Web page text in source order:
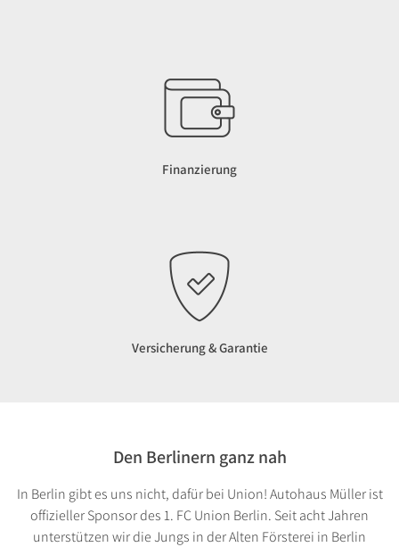
Finanzierung
Versicherung & Garantie
Den Berlinern ganz nah
In Berlin gibt es uns nicht, dafür bei Union! Autohaus Müller ist
offizieller Sponsor des 1. FC Union Berlin. Seit acht Jahren
unterstützen wir die Jungs in der Alten Försterei in Berlin